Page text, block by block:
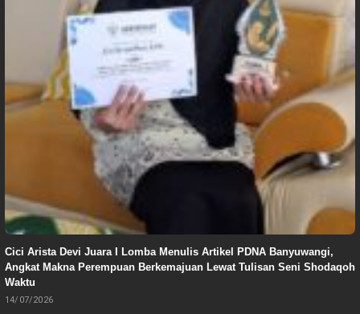
Cici Arista Devi Juara I Lomba Menulis Artikel PDNA Banyuwangi,
Angkat Makna Perempuan Berkemajuan Lewat Tulisan Seni Shodaqoh
Waktu
14/07/2026